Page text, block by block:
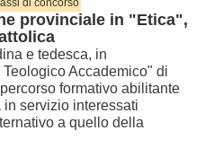
di concorso
provinciale in "Etica",
e tedesca, in
Accademico" di
formativo abilitante
servizio interessati
a quello della